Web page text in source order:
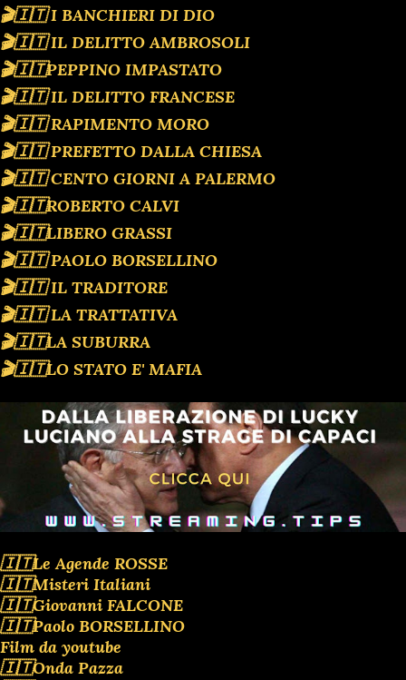
🎬🇮🇹 I BANCHIERI DI DIO
🎬🇮🇹 IL DELITTO AMBROSOLI
🎬🇮🇹PEPPINO IMPASTATO
🎬🇮🇹 IL DELITTO FRANCESE
🎬🇮🇹 RAPIMENTO MORO
🎬🇮🇹 PREFETTO DALLA CHIESA
🎬🇮🇹 CENTO GIORNI A PALERMO
🎬🇮🇹ROBERTO CALVI
🎬🇮🇹LIBERO GRASSI
🎬🇮🇹 PAOLO BORSELLINO
🎬🇮🇹 IL TRADITORE
🎬🇮🇹 LA TRATTATIVA
🎬🇮🇹LA SUBURRA
🎬🇮🇹LO STATO E' MAFIA
🇮🇹Le Agende ROSSE
🇮🇹Misteri Italiani
🇮🇹Giovanni FALCONE
🇮🇹Paolo BORSELLINO
Film da youtube
🇮🇹Onda Pazza